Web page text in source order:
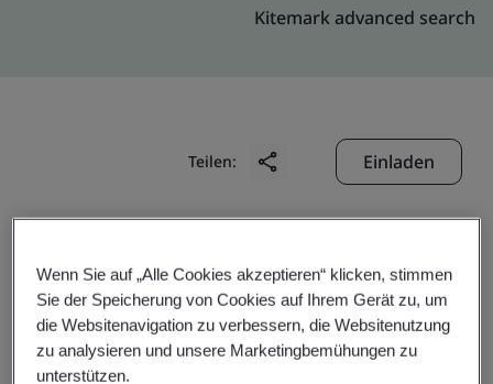
Kitemark advanced search
Teilen: Einladen
Apollo (Zhuhai)
Wenn Sie auf „Alle Cookies akzeptieren“ klicken, stimmen
Sie der Speicherung von Cookies auf Ihrem Gerät zu, um
die Websitenavigation zu verbessern, die Websitenutzung
zu analysieren und unsere Marketingbemühungen zu
unterstützen.